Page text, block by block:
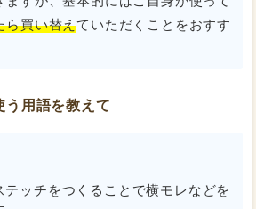
ら買い替えていただくことをおすす
う用語を教えて
ッチをつくることで横モレなどを